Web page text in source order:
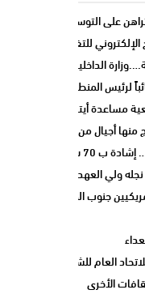
على التوسع وتؤكد
للتفاهة والبلادة
الداخلية تعيد توجيه
لرئيس المنطقة الأمنية بتطوان
مساعدة أيتام وأرامل أسرة
أجيال من أبناء مدينة تطوان
أمن المواطنين
ولي العهد الأمير مولاي
جنوب المغرب
العام للشغالين بالمغرب
الأخرى